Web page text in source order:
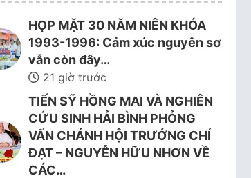
HỌP MẶT 30 NĂM NIÊN KHÓA
1993-1996: Cảm xúc nguyên sơ
vẫn còn đây…
21 giờ trước
TIẾN SỸ HỒNG MAI VÀ NGHIÊN
CỨU SINH HẢI BÌNH PHỎNG
VẤN CHÁNH HỘI TRƯỞNG CHÍ
ĐẠT – NGUYỄN HỮU NHƠN VỀ
CÁC…